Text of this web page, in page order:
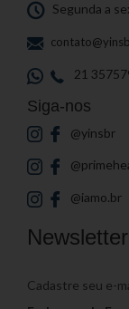
Segunda a
21
Siga-nos
@yinsbr
@iamo.br
Newsletter
Cadastre seu e-